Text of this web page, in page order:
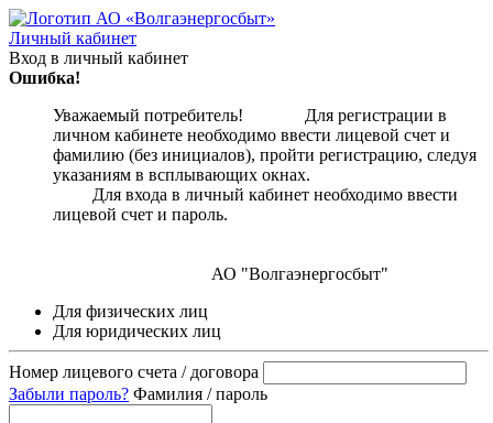
Личный кабинет
Вход в личный кабинет
Ошибка!
Уважаемый потребитель! Для регистрации в
личном кабинете необходимо ввести лицевой счет и
фамилию (без инициалов), пройти регистрацию, следуя
указаниям в всплывающих окнах.
Для входа в личный кабинет необходимо ввести
лицевой счет и пароль.
АО "Волгаэнергосбыт"
Для физических лиц
Для юридических лиц
Номер лицевого счета / договора
Забыли пароль? Фамилия / пароль